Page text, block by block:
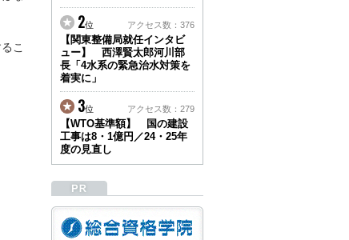
こ
建設資料館をご利用いた
だき、誠に有難うござい
ます。
下記の期間につきまし
て、弊社休業のため情報
更新を停止させていただ
きます。
【期間】５月２日(土)～
５月１０日(日)
上記の期間、情報の更新
がされませんので、ご了
い申し上げます。
から通常通り運営いたし
ます。
2位 アクセス数：376
【関東整備局就任インタビ
ュー】 西澤賢太郎河川部
長「4水系の緊急治水対策を
着実に」
3位 アクセス数：279
【WTO基準額】 国の建設
工事は8・1億円／24・25年
度の見直し